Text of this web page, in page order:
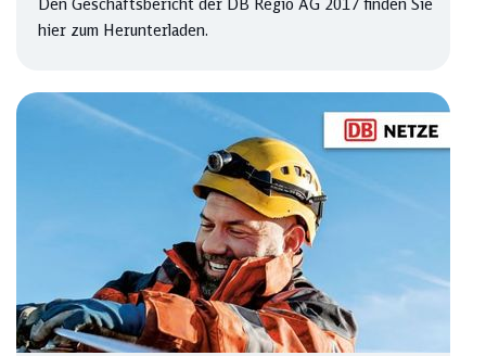
Den Geschäftsbericht der DB Regio AG 2017 finden Sie
hier zum Herunterladen.